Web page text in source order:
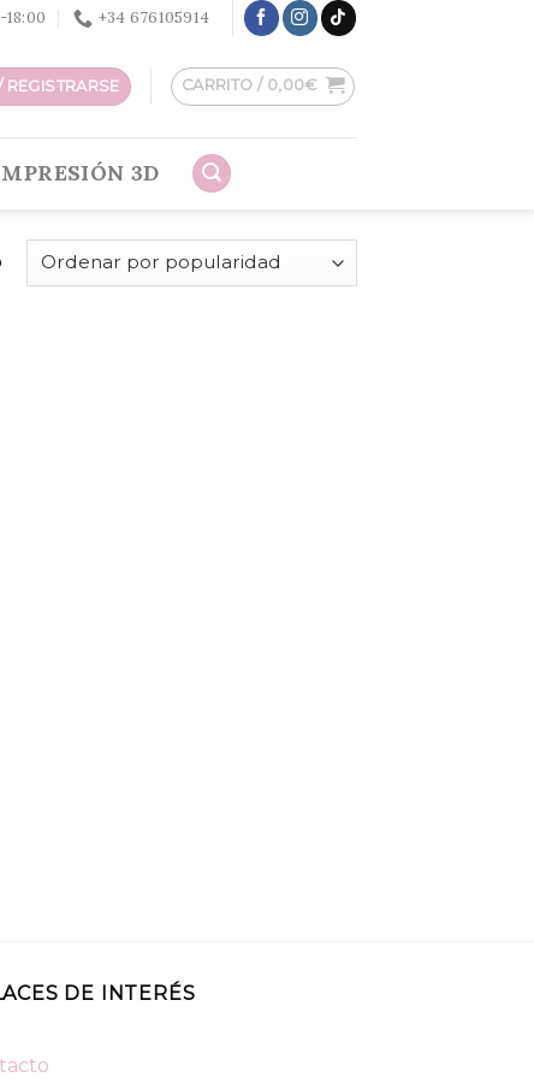
18:00 +34 676105914
REGISTRARSE CARRITO / 0,00€
3D
DE INTERÉS